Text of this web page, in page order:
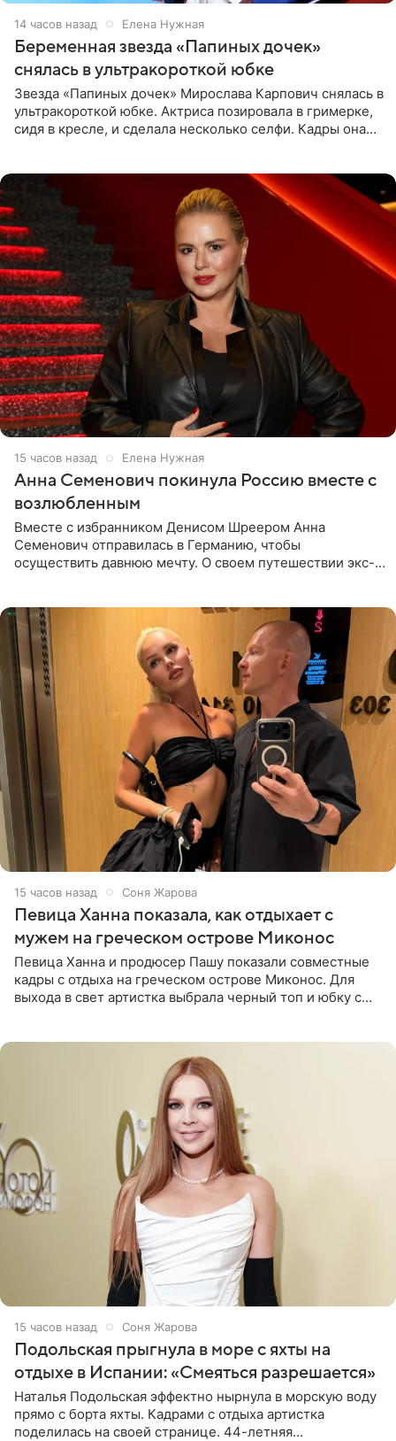
14 часов назад Елена Нужная
Беременная звезда «Папиных дочек»
снялась в ультракороткой юбке
Звезда «Папиных дочек» Мирослава Карпович снялась в
ультракороткой юбке. Актриса позировала в гримерке,
сидя в кресле, и сделала несколько селфи. Кадры она
15 часов назад Елена Нужная
Анна Семенович покинула Россию вместе с
возлюбленным
Вместе с избранником Денисом Шреером Анна
Семенович отправилась в Германию, чтобы
осуществить давнюю мечту. О своем путешествии экс-
15 часов назад Соня Жарова
Певица Ханна показала, как отдыхает с
мужем на греческом острове Миконос
Певица Ханна и продюсер Пашу показали совместные
кадры с отдыха на греческом острове Миконос. Для
выхода в свет артистка выбрала черный топ и юбку с
15 часов назад Соня Жарова
Подольская прыгнула в море с яхты на
отдыхе в Испании: «Смеяться разрешается»
Наталья Подольская эффектно нырнула в морскую воду
прямо с борта яхты. Кадрами с отдыха артистка
поделилась на своей странице. 44-летняя